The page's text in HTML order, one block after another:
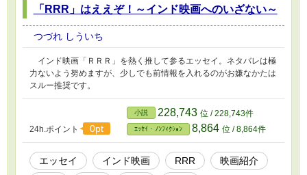
「RRR」はええぞ！～インド映画へのいざない～
つづれ しういち
インド映画「ＲＲＲ」を熱く推して参るエッセイ。ネタバレは極
力ないよう努めますが、少しでも前情報を入れるのがお嫌なかたは
スルー推奨です。
24h.ポイント 0pt
小説 228,743 位 / 228,743件
ｴｯｾｲ・ﾉﾝﾌｨｸｼｮﾝ 8,864 位 / 8,864件
エッセイ インド映画 RRR
映画紹介